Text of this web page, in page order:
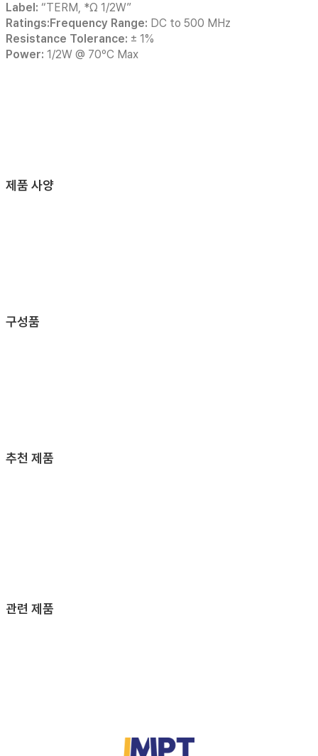
Label: “TERM, *Ω 1/2W”
Ratings:Frequency Range: DC to 500 MHz
Resistance Tolerance: ± 1%
Power: 1/2W @ 70ºC Max
제품 사양
구성품
추천 제품
관련 제품